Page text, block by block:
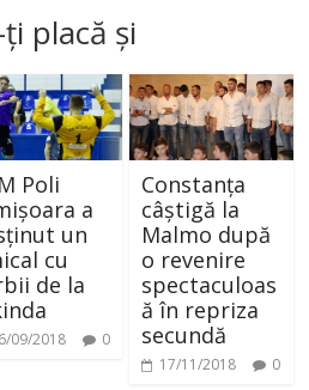
placă și
Poli
a
un
cu
de la
09/2018 0
Constanța
câștigă la
Malmo după
o revenire
spectaculoas
ă în repriza
secundă
17/11/2018 0